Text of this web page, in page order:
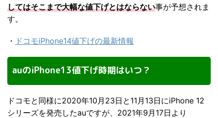
してはそこまで大幅な値下げとはならない事が予想されま
す。
・ ドコモiPhone14値下げの最新情報
auのiPhone13値下げ時期はいつ？
ドコモと同様に2020年10月23日と11月13日にiPhone 12
シリーズを発売したauですが、2021年9月17日より